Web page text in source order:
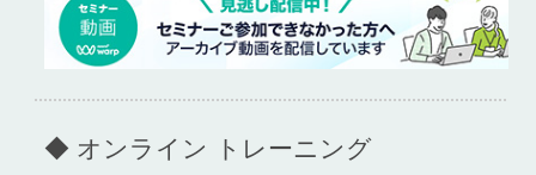
◆ オンライン トレーニング